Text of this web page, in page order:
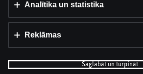
Iestatījumi un informācija
Analītika un statistika
Reklāmas
Saglabāt un turpināt